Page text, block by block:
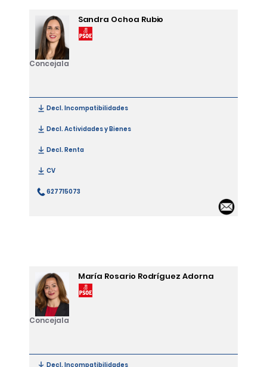
Sandra Ochoa Rubio
Concejala
Decl. Incompatibilidades[Sandra Ochoa Rubio]
Decl. Actividades y Bienes[Sandra Ochoa Rubio]
Decl. Renta[Sandra Ochoa Rubio]
CV[Sandra Ochoa Rubio]
627715073
María Rosario Rodríguez Adorna
Concejala
Decl. Incompatibilidades[María Rosario Rodríguez Adorna]